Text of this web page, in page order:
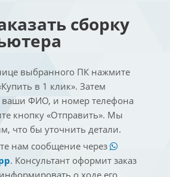
сборку
выбранного ПК нажмите
в 1 клик». Затем
ваши ФИО, и номер телефона
кнопку «Отправить». Мы
что бы уточнить детали.
нам сообщение через
. Консультант оформит заказ
о ходе его